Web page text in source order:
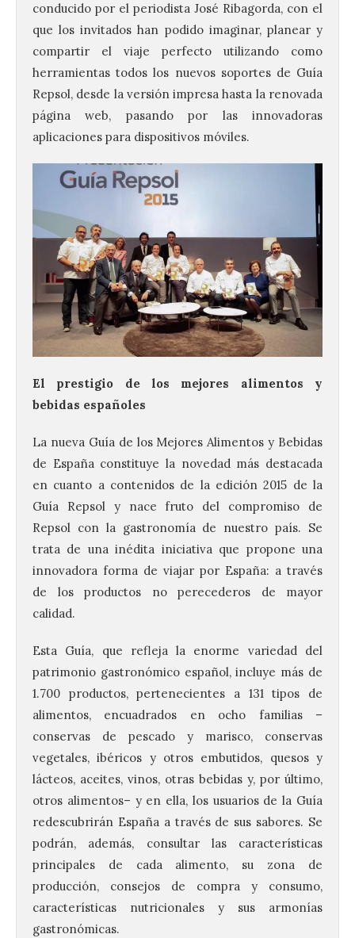
conducido por el periodista José Ribagorda, con el
que los invitados han podido imaginar, planear y
compartir el viaje perfecto utilizando como
herramientas todos los nuevos soportes de Guía
Repsol, desde la versión impresa hasta la renovada
página web, pasando por las innovadoras
aplicaciones para dispositivos móviles.
El prestigio de los mejores alimentos y
bebidas españoles
La nueva Guía de los Mejores Alimentos y Bebidas
de España constituye la novedad más destacada
en cuanto a contenidos de la edición 2015 de la
Guía Repsol y nace fruto del compromiso de
Repsol con la gastronomía de nuestro país. Se
trata de una inédita iniciativa que propone una
innovadora forma de viajar por España: a través
de los productos no perecederos de mayor
calidad.
Esta Guía, que refleja la enorme variedad del
patrimonio gastronómico español, incluye más de
1.700 productos, pertenecientes a 131 tipos de
alimentos, encuadrados en ocho familias –
conservas de pescado y marisco, conservas
vegetales, ibéricos y otros embutidos, quesos y
lácteos, aceites, vinos, otras bebidas y, por último,
otros alimentos– y en ella, los usuarios de la Guía
redescubrirán España a través de sus sabores. Se
podrán, además, consultar las características
principales de cada alimento, su zona de
producción, consejos de compra y consumo,
características nutricionales y sus armonías
gastronómicas.